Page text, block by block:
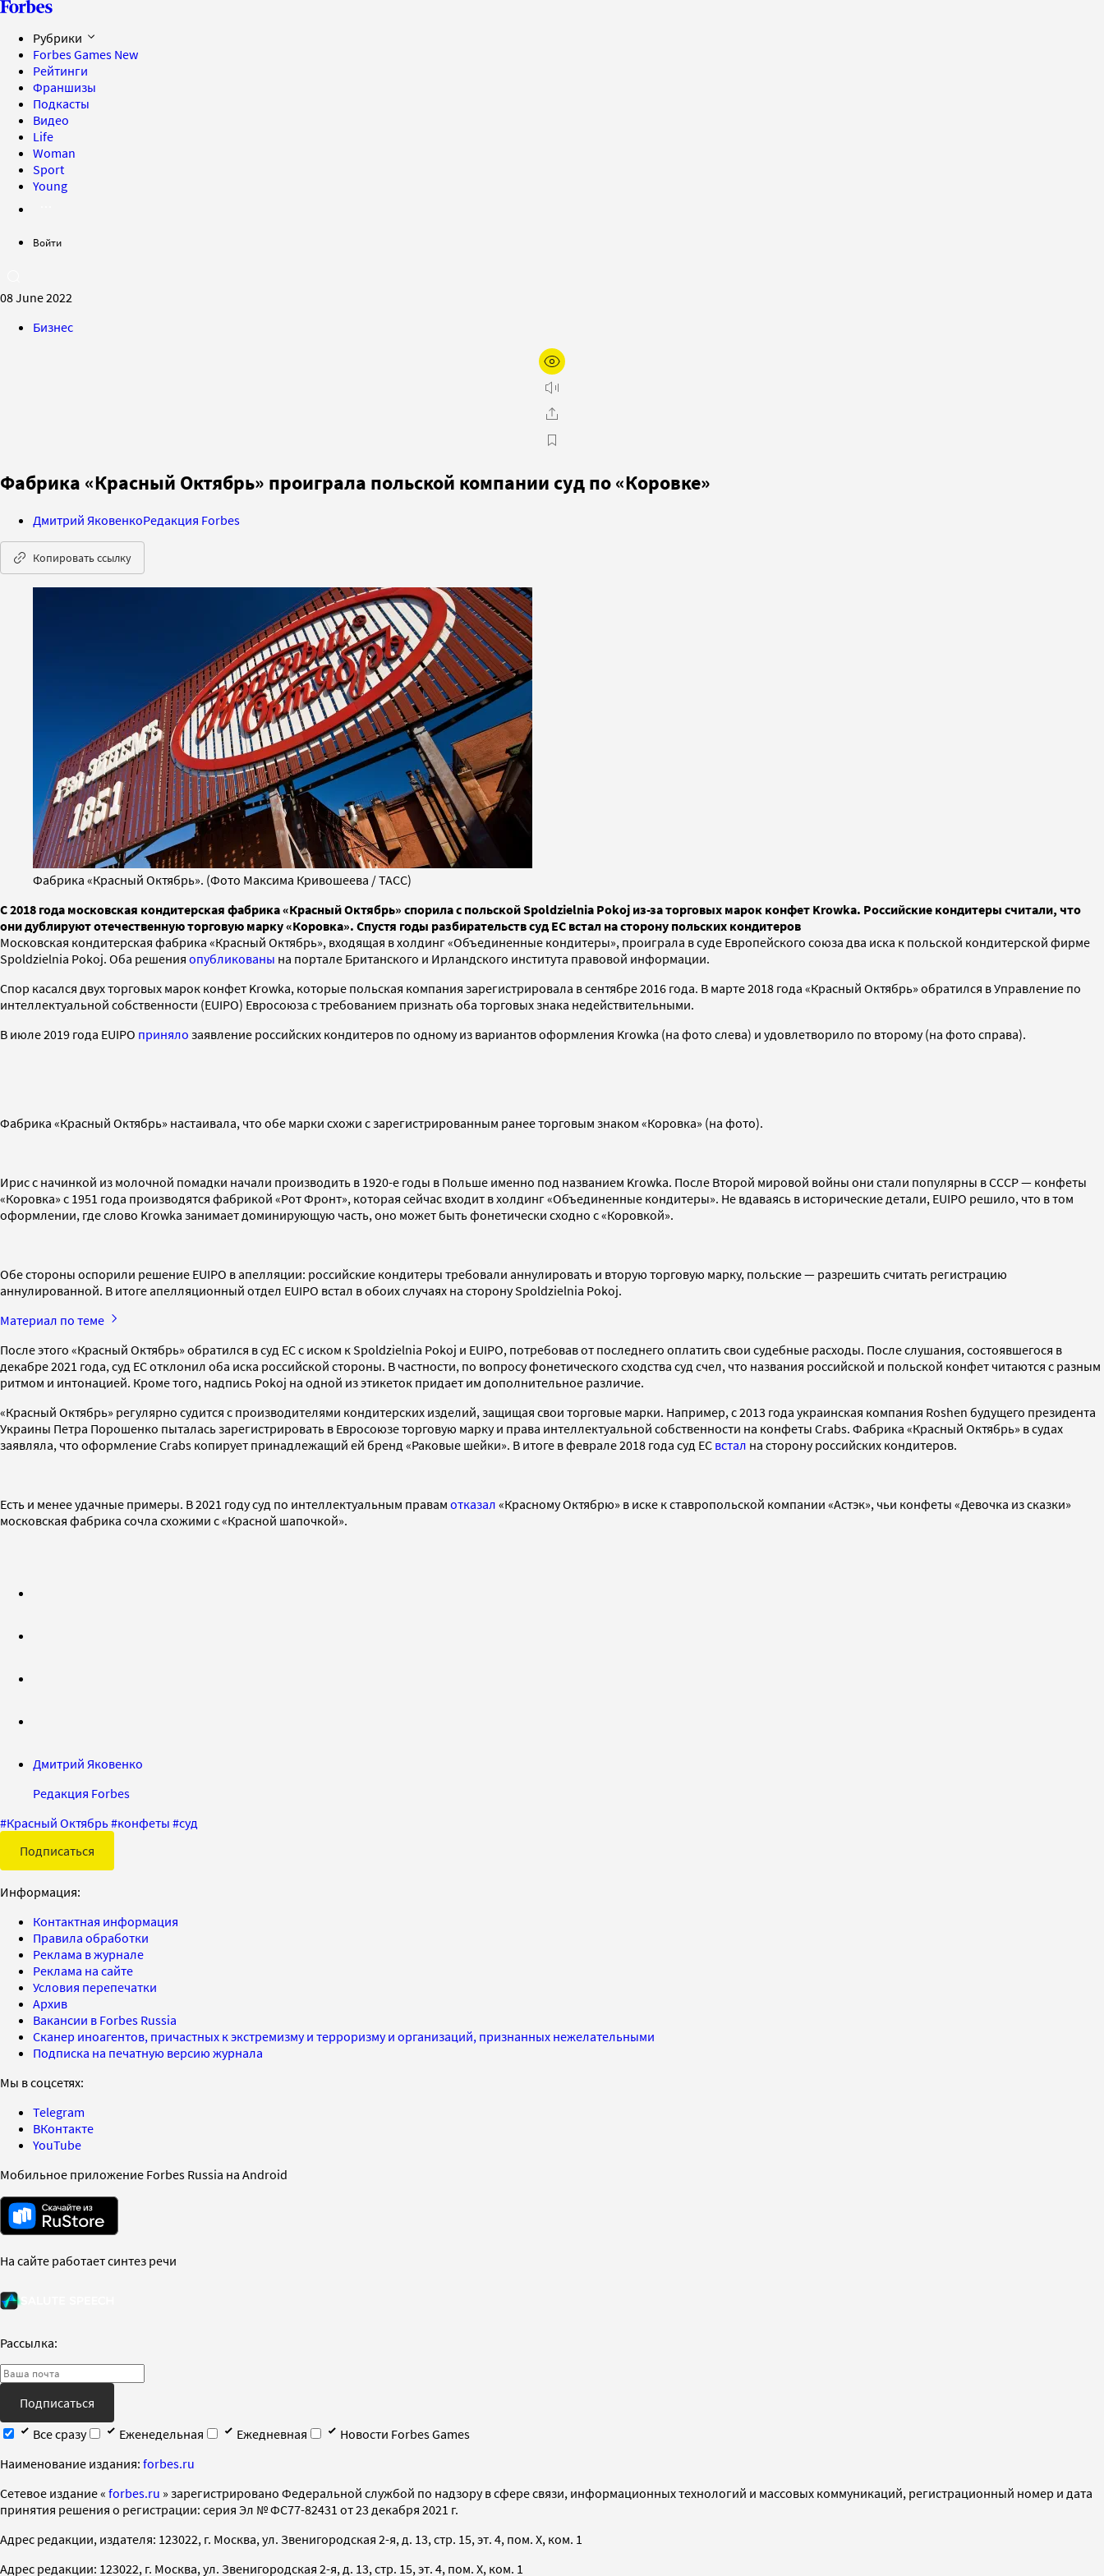
Рубрики
Forbes Games New
Рейтинги
Франшизы
Подкасты
Видео
Life
Woman
Sport
Young
Войти
08 June 2022
Бизнес
Фабрика «Красный Октябрь» проиграла польской компании суд по «Коровке»
Дмитрий ЯковенкоРедакция Forbes
Копировать ссылку
Фабрика «Красный Октябрь». (Фото Максима Кривошеева / ТАСС)
С 2018 года московская кондитерская фабрика «Красный Октябрь» спорила с польской Spoldzielnia Pokoj из-за торговых марок конфет Krowka. Российские кондитеры считали, что
они дублируют отечественную торговую марку «Коровка». Спустя годы разбирательств суд ЕС встал на сторону польских кондитеров
Московская кондитерская фабрика «Красный Октябрь», входящая в холдинг «Объединенные кондитеры», проиграла в суде Европейского союза два иска к польской кондитерской фирме
Spoldzielnia Pokoj. Оба решения опубликованы на портале Британского и Ирландского института правовой информации.
Спор касался двух торговых марок конфет Krowka, которые польская компания зарегистрировала в сентябре 2016 года. В марте 2018 года «Красный Октябрь» обратился в Управление по
интеллектуальной собственности (EUIPO) Евросоюза c требованием признать оба торговых знака недействительными.
В июле 2019 года EUIPO приняло заявление российских кондитеров по одному из вариантов оформления Krowka (на фото слева) и удовлетворило по второму (на фото справа).
Фабрика «Красный Октябрь» настаивала, что обе марки схожи с зарегистрированным ранее торговым знаком «Коровка» (на фото).
Ирис с начинкой из молочной помадки начали производить в 1920-е годы в Польше именно под названием Krowka. После Второй мировой войны они стали популярны в СССР — конфеты
«Коровка» с 1951 года производятся фабрикой «Рот Фронт», которая сейчас входит в холдинг «Объединенные кондитеры». Не вдаваясь в исторические детали, EUIPO решило, что в том
оформлении, где слово Krowka занимает доминирующую часть, оно может быть фонетически сходно с «Коровкой».
Обе стороны оспорили решение EUIPO в апелляции: российские кондитеры требовали аннулировать и вторую торговую марку, польские — разрешить считать регистрацию
аннулированной. В итоге апелляционный отдел EUIPO встал в обоих случаях на сторону Spoldzielnia Pokoj.
Материал по теме
После этого «Красный Октябрь» обратился в суд ЕС с иском к Spoldzielnia Pokoj и EUIPO, потребовав от последнего оплатить свои судебные расходы. После слушания, состоявшегося в
декабре 2021 года, суд ЕС отклонил оба иска российской стороны. В частности, по вопросу фонетического сходства суд счел, что названия российской и польской конфет читаются с разным
ритмом и интонацией. Кроме того, надпись Pokoj на одной из этикеток придает им дополнительное различие.
«Красный Октябрь» регулярно судится с производителями кондитерских изделий, защищая свои торговые марки. Например, с 2013 года украинская компания Roshen будущего президента
Украины Петра Порошенко пыталась зарегистрировать в Евросоюзе торговую марку и права интеллектуальной собственности на конфеты Crabs. Фабрика «Красный Октябрь» в судах
заявляла, что оформление Crabs копирует принадлежащий ей бренд «Раковые шейки». В итоге в феврале 2018 года суд ЕС встал на сторону российских кондитеров.
Есть и менее удачные примеры. В 2021 году суд по интеллектуальным правам отказал «Красному Октябрю» в иске к ставропольской компании «Астэк», чьи конфеты «Девочка из сказки»
московская фабрика сочла схожими с «Красной шапочкой».
Дмитрий Яковенко
Редакция Forbes
#Красный Октябрь#конфеты #суд
Подписаться
Информация:
Контактная информация
Правила обработки
Реклама в журнале
Реклама на сайте
Условия перепечатки
Архив
Вакансии в Forbes Russia
Сканер иноагентов, причастных к экстремизму и терроризму и организаций, признанных нежелательными
Подписка на печатную версию журнала
Мы в соцсетях:
Telegram
ВКонтакте
YouTube
Мобильное приложение Forbes Russia на Android
На сайте работает синтез речи
Рассылка:
Подписаться
Все сразу
Еженедельная Ежедневная
Новости Forbes Games
Наименование издания: forbes.ru
Cетевое издание « forbes.ru » зарегистрировано Федеральной службой по надзору в сфере связи, информационных технологий и массовых коммуникаций, регистрационный номер и дата
принятия решения о регистрации: серия Эл № ФС77-82431 от 23 декабря 2021 г.
Адрес редакции, издателя: 123022, г. Москва, ул. Звенигородская 2-я, д. 13, стр. 15, эт. 4, пом. X, ком. 1
Адрес редакции: 123022, г. Москва, ул. Звенигородская 2-я, д. 13, стр. 15, эт. 4, пом. X, ком. 1